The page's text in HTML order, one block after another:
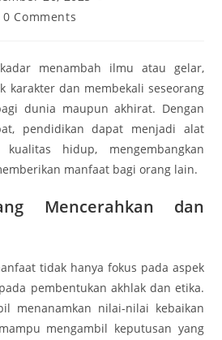
0 Comments
menambah ilmu atau gelar,
karakter dan membekali seseorang
dunia maupun akhirat. Dengan
pendidikan dapat menjadi alat
hidup, mengembangkan
manfaat bagi orang lain.
Mencerahkan dan
tidak hanya fokus pada aspek
pembentukan akhlak dan etika.
menanamkan nilai-nilai kebaikan
mengambil keputusan yang